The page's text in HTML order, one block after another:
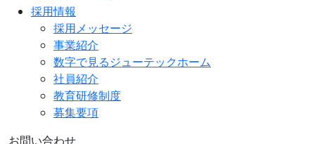
採用情報
採用メッセージ
事業紹介
数字で見るジューテックホーム
社員紹介
教育研修制度
募集要項
お問い合わせ